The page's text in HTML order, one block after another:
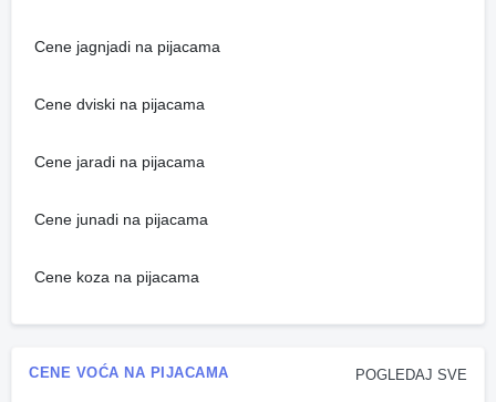
Cene jagnjadi na pijacama
Cene dviski na pijacama
Cene jaradi na pijacama
Cene junadi na pijacama
Cene koza na pijacama
POGLEDAJ SVE
CENE VOĆA NA PIJACAMA